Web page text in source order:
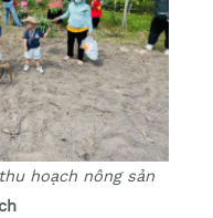
hoạch nông sản